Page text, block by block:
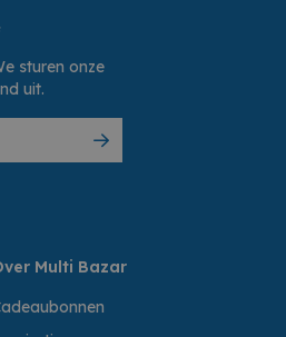
sturen onze
uit.
Multi Bazar